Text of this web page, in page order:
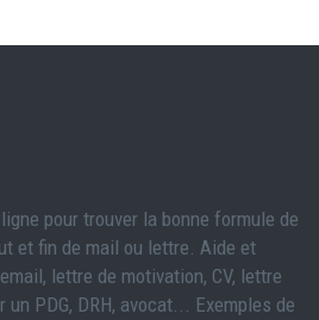
pour trouver la bonne formule de
et fin de mail ou lettre. Aide et
lettre de motivation, CV, lettre
PDG, DRH, avocat... Exemples de